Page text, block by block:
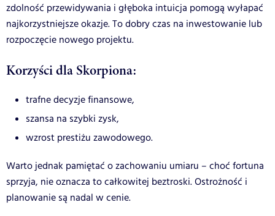
zdolność przewidywania i głęboka intuicja pomogą wyłapać
najkorzystniejsze okazje. To dobry czas na inwestowanie lub
rozpoczęcie nowego projektu.
Korzyści dla Skorpiona:
trafne decyzje finansowe,
szansa na szybki zysk,
wzrost prestiżu zawodowego.
Warto jednak pamiętać o zachowaniu umiaru – choć fortuna
sprzyja, nie oznacza to całkowitej beztroski. Ostrożność i
planowanie są nadal w cenie.